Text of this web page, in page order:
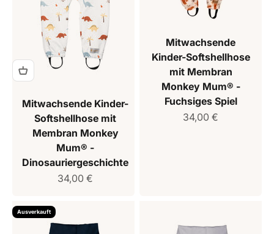
Mitwachsende Kinder-
Softshellhose mit
Membran Monkey
Mum® -
Dinosauriergeschichte
Verkaufspreis
34,00 €
Mitwachsende
Kinder-Softshellhose
mit Membran
Monkey Mum® -
Fuchsiges Spiel
Verkaufspreis
34,00 €
Ausverkauft